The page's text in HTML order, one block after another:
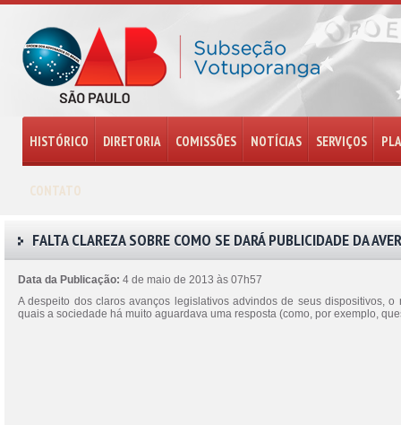
HISTÓRICO DIRETORIA COMISSÕES NOTÍCIAS SERVIÇOS
CONTATO
FALTA CLAREZA SOBRE COMO SE DARÁ PUBLICIDADE DA
Data da Publicação: 4 de maio de 2013 às 07h57
A despeito dos claros avanços legislativos advindos de seus dispositivos,
quais a sociedade há muito aguardava uma resposta (como, por exemplo,